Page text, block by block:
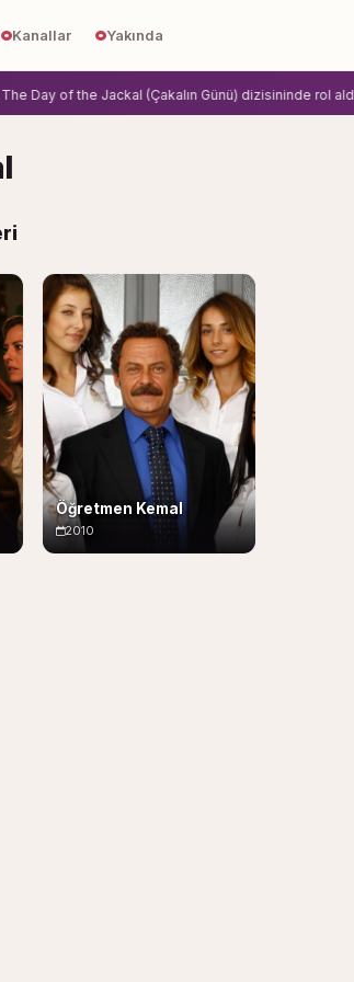
Kanallar Yakında
Day of the Jackal (Çakalın Günü) dizisininde rol aldi.
Öğretmen Kemal
2010